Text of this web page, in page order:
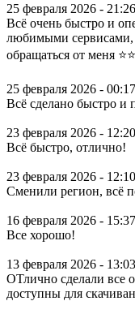
25 февраля 2026 - 21:26
Всё очень быстро и
любимыми
обращаться от меня
25 февраля 2026 - 00:17
Всё сделано быстро и
23 февраля 2026 - 12:20
Всё быстро, отлично!
23 февраля 2026 - 12:10
Сменили регион, всё
16 февраля 2026 - 15:37
Все хорошо!
13 февраля 2026 - 13:03
ОТлично сделали все
доступны для